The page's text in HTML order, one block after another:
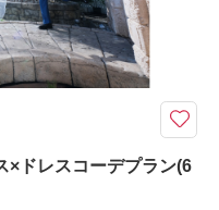
ら、、、スタジオとロケーショ
を確認する
ドレスコーデプラン(6